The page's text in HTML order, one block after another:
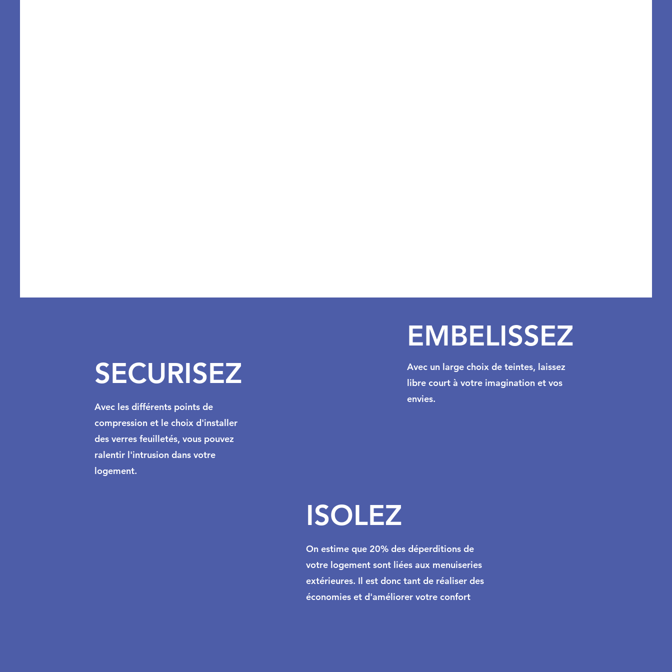
EMBELISSEZ
Avec un large choix de teintes, laissez
libre court à votre imagination et vos
envies.
SECURISEZ
Avec les différents points de
compression et le choix d'installer
des verres feuilletés, vous pouvez
ralentir l'intrusion dans votre
logement.
ISOLEZ
On estime que 20% des déperditions de
votre logement sont liées aux menuiseries
extérieures. Il est donc tant de réaliser des
économies et d'améliorer votre confort